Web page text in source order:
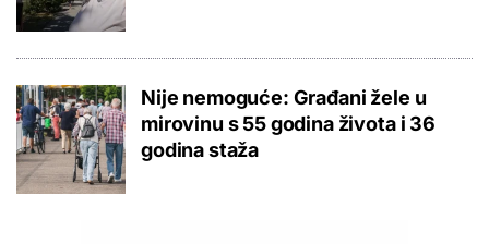
Nije nemoguće: Građani žele u
mirovinu s 55 godina života i 36
godina staža